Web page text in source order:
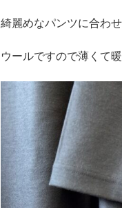
綺麗めなパンツに合わ
ウールですので薄くて